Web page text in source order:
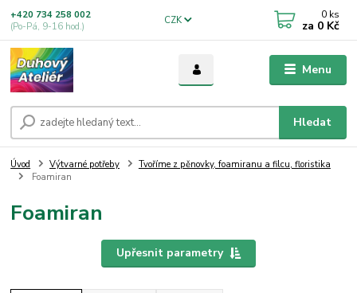
Menu
CZK
Hledat
+420 734 258 002
(Po-Pá, 9-16 hod.)
0 ks
za 0 Kč
Úvod Výtvarné potřeby
Tvoříme z pěnovky, foamiranu a filcu, floristika
Foamiran
Foamiran
Upřesnit parametry